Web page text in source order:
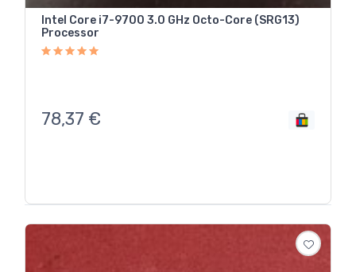
Intel Core i7-9700 3.0 GHz Octo-Core (SRG13)
Processor
78,37 €